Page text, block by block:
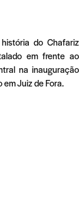
do Chafariz
em frente ao
na inauguração
Juiz de Fora.